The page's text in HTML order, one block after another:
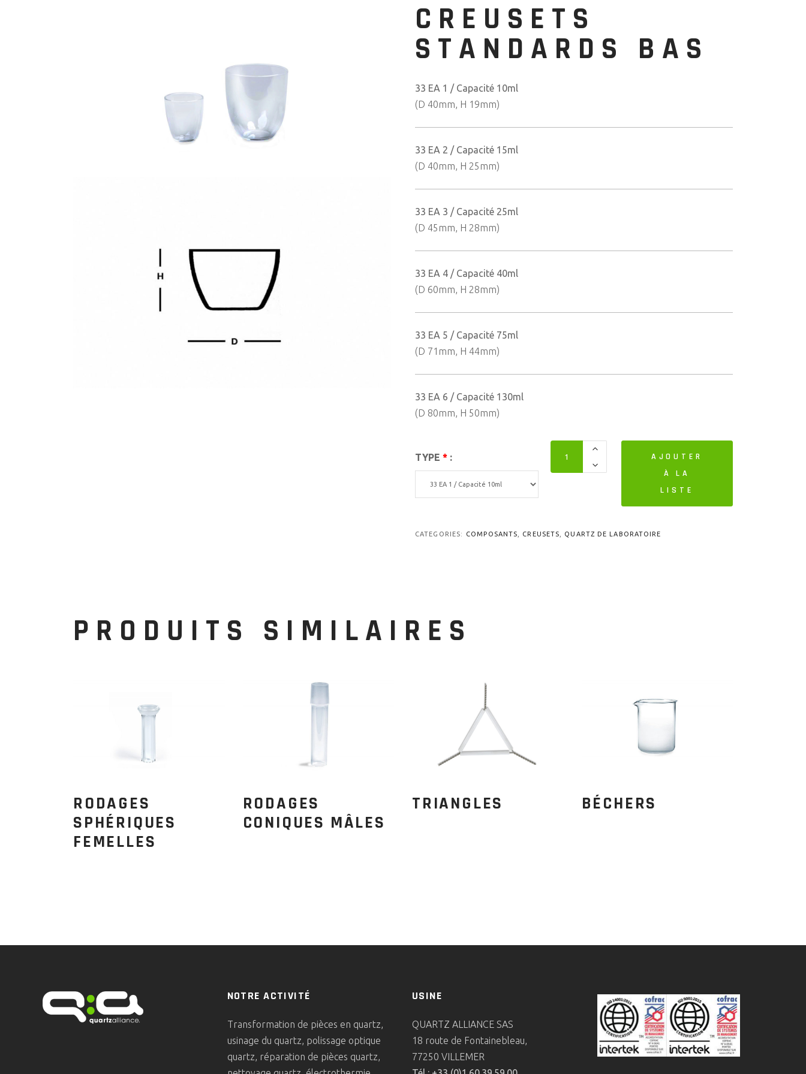
CREUSETS
STANDARDS BAS
33 EA 1 / Capacité 10ml
(D 40mm, H 19mm)
33 EA 2 / Capacité 15ml
(D 40mm, H 25mm)
33 EA 3 / Capacité 25ml
(D 45mm, H 28mm)
33 EA 4 / Capacité 40ml
(D 60mm, H 28mm)
33 EA 5 / Capacité 75ml
(D 71mm, H 44mm)
33 EA 6 / Capacité 130ml
(D 80mm, H 50mm)
TYPE * :
AJOUTER
À LA
LISTE
CATEGORIES: COMPOSANTS CREUSETS QUARTZ DE LABORATOIRE
PRODUITS SIMILAIRES
RODAGES
SPHÉRIQUES
FEMELLES
RODAGES
CONIQUES MÂLES
TRIANGLES BÉCHERS
NOTRE ACTIVITÉ
Transformation de pièces en quartz,
usinage du quartz, polissage optique
quartz, réparation de pièces quartz,
USINE
QUARTZ ALLIANCE SAS
18 route de Fontainebleau,
77250 VILLEMER